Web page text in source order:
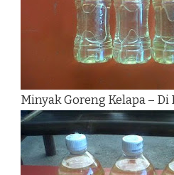
Minyak Goreng Kelapa – Di